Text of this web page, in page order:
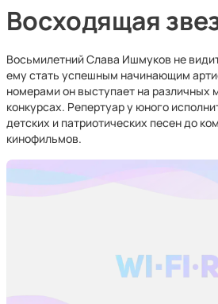
Восходящая
Восьмилетний Слава Ишмуков не
ему стать успешным начинающим
номерами он выступает на различных
конкурсах. Репертуар у юного
детских и патриотических песен до
кинофильмов.